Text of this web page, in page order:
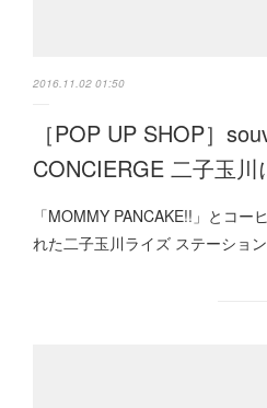
2016.11.02 01:50
［POP UP SHOP］
CONCIERGE 二子玉
「MOMMY PANCAKE!!」とコー
れた二子玉川ライズ ステーショ